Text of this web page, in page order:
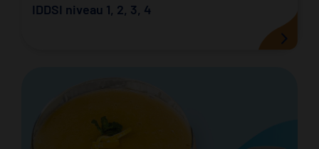
IDDSI niveau 1, 2, 3, 4